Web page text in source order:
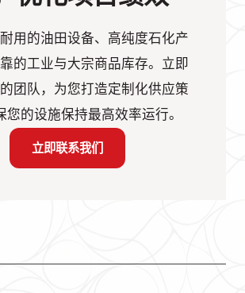
用的油田设备、高纯度石化产
的工业与大宗商品库存。立即
团队，为您打造定制化供应策
您的设施保持最高效率运行。
立即联系我们